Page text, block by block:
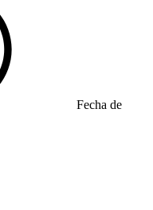
Fecha de